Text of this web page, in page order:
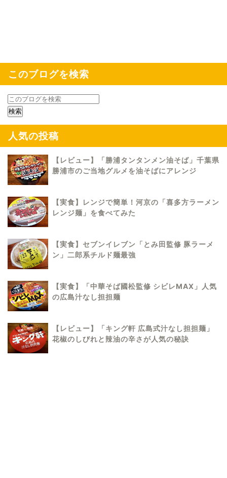
このブログを検索
人気の投稿
【レビュー】「勝浦タンタンメン油そば」千葉県
勝浦市のご当地グルメを油そばにアレンジ
【実食】レンジで簡単！河京の「喜多方ラーメン
レンジ麺」を食べてみた
【実食】セブンイレブン「とみ田監修 豚ラーメ
ン」二郎系チルド麺最強
【実食】「中華そば國松監修 シビレMAX」人気
の広島汁なし担担麺
【レビュー】「キング軒 広島式汁なし担担麺」
花椒のしびれと辣油の辛さが人気の秘訣